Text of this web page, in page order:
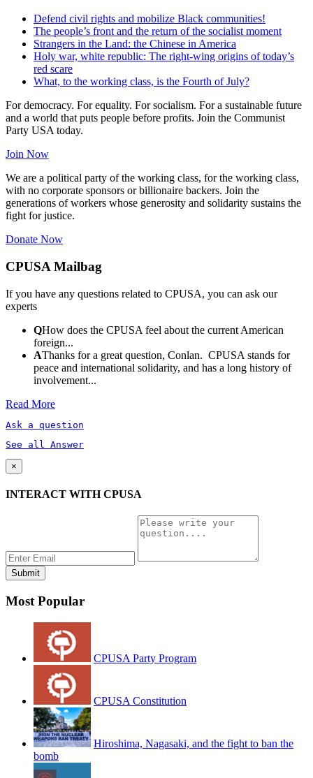
Defend civil rights and mobilize Black communities!
The people’s front and the return of the socialist moment
Strangers in the Land: the Chinese in America
Holy war, white republic: The right-wing origins of today’s
red scare
What, to the working class, is the Fourth of July?
For democracy. For equality. For socialism. For a sustainable future
and a world that puts people before profits. Join the Communist
Party USA today.
Join Now
We are a political party of the working class, for the working class,
with no corporate sponsors or billionaire backers. Join the
generations of workers whose generosity and solidarity sustains the
fight for justice.
Donate Now
CPUSA Mailbag
If you have any questions related to CPUSA, you can ask our
experts
QHow does the CPUSA feel about the current American
foreign...
AThanks for a great question, Conlan. CPUSA stands for
peace and international solidarity, and has a long history of
involvement...
Read More
Ask a question
See all Answer
×
INTERACT WITH CPUSA
Most Popular
CPUSA Party Program
CPUSA Constitution
Hiroshima, Nagasaki, and the fight to ban the
bomb